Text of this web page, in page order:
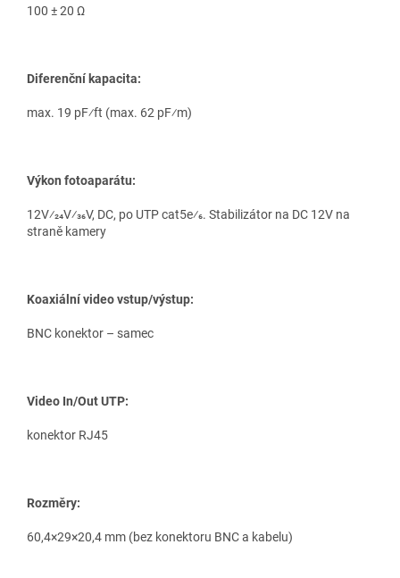
100 ± 20 Ω
Diferenční kapacita:
max. 19 pF⁄ft (max. 62 pF⁄m)
Výkon fotoaparátu:
12V⁄24V⁄36V, DC, po UTP cat5e⁄6. Stabilizátor na DC 12V na
straně kamery
Koaxiální video vstup/výstup:
BNC konektor – samec
Video In/Out UTP:
konektor RJ45
Rozměry:
60,4×29×20,4 mm (bez konektoru BNC a kabelu)